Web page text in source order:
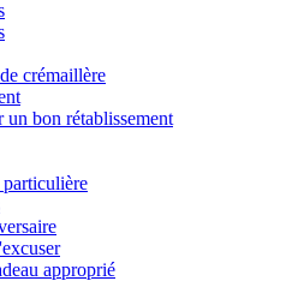
crémaillère
un bon rétablissement
particulière
approprié